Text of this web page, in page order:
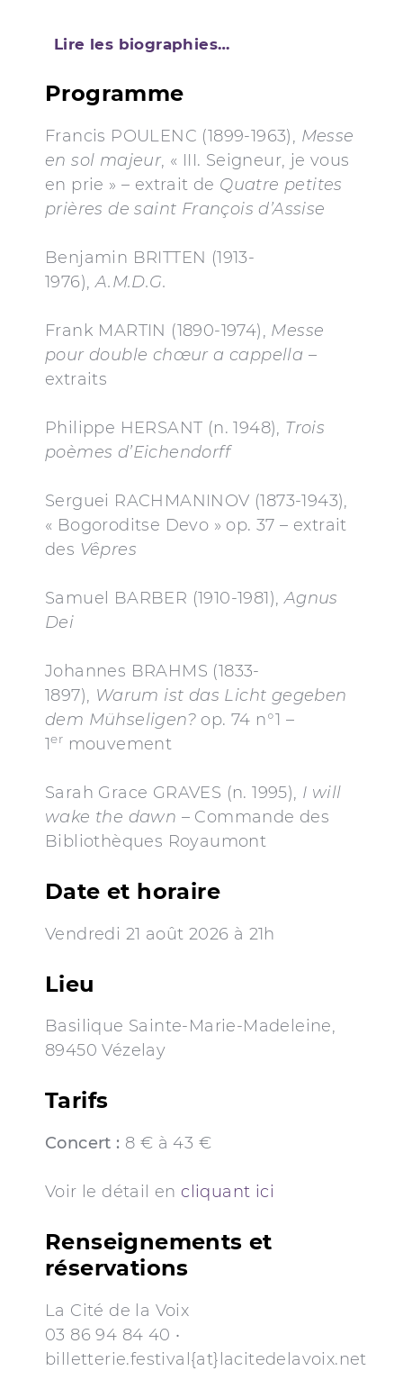
Lire les biographies…
Programme
Francis POULENC (1899-1963), Messe
en sol majeur, « III. Seigneur, je vous
en prie » – extrait de Quatre petites
prières de saint François d’Assise
Benjamin BRITTEN (1913-
1976), A.M.D.G.
Frank MARTIN (1890-1974), Messe
pour double chœur a cappella –
extraits
Philippe HERSANT (n. 1948), Trois
poèmes d’Eichendorff
Serguei RACHMANINOV (1873-1943),
« Bogoroditse Devo » op. 37 – extrait
des Vêpres
Samuel BARBER (1910-1981),Agnus
Dei
Johannes BRAHMS (1833-
1897), Warum ist das Licht gegeben
dem Mühseligen? op. 74 n°1 –
1er mouvement
Sarah Grace GRAVES (n. 1995), I will
wake the dawn – Commande des
Bibliothèques Royaumont
Date et horaire
Vendredi 21 août 2026 à 21h
Lieu
Basilique Sainte-Marie-Madeleine,
89450 Vézelay
Tarifs
Concert : 8 € à 43 €
Voir le détail en cliquant ici
Renseignements et
réservations
La Cité de la Voix
03 86 94 84 40 •
billetterie.festival{at}lacitedelavoix.net